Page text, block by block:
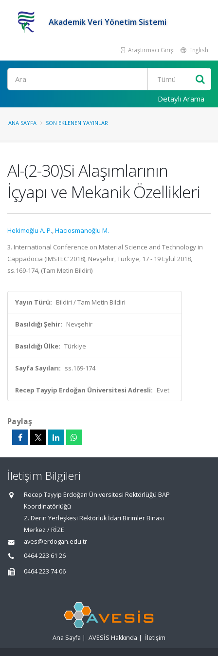
Akademik Veri Yönetim Sistemi
Araştırmacı Girişi English
Ara
Detaylı Arama
ANA SAYFA SON EKLENEN YAYINLAR
Al-(2-30)Si Alaşımlarının
İçyapı ve Mekanik Özellikleri
Hekimoğlu A. P.,Hacıosmanoğlu M.
3. International Conference on Material Science and Technology in
Cappadocia (IMSTEC’ 2018), Nevşehir, Türkiye, 17 - 19 Eylül 2018,
ss.169-174, (Tam Metin Bildiri)
Yayın Türü: Bildiri / Tam Metin Bildiri
Basıldığı Şehir: Nevşehir
Basıldığı Ülke: Türkiye
Sayfa Sayıları: ss.169-174
Recep Tayyip Erdoğan Üniversitesi Adresli: Evet
Paylaş
İletişim Bilgileri
Recep Tayyip Erdoğan Üniversitesi Rektörlüğü BAP
Koordinatörlüğü
Z. Derin Yerleşkesi Rektörlük İdari Birimler Binası
Merkez / RİZE
aves@erdogan.edu.tr
0464 223 61 26
0464 223 74 06
Ana Sayfa | AVESİS Hakkında | İletişim